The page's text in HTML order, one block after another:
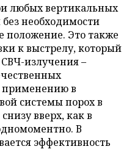
любых вертикальных
необходимости
положение. Это также
к выстрелу, который
излучения –
применению в
системы порох в
вверх, как в
В
эффективность